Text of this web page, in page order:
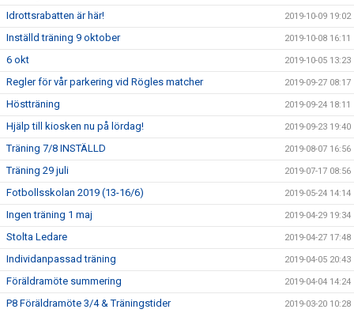
Idrottsrabatten är här! 2019-10-09 19:02
Inställd träning 9 oktober 2019-10-08 16:11
6 okt 2019-10-05 13:23
Regler för vår parkering vid Rögles matcher 2019-09-27 08:17
Höstträning 2019-09-24 18:11
Hjälp till kiosken nu på lördag! 2019-09-23 19:40
Träning 7/8 INSTÄLLD 2019-08-07 16:56
Träning 29 juli 2019-07-17 08:56
Fotbollsskolan 2019 (13-16/6) 2019-05-24 14:14
Ingen träning 1 maj 2019-04-29 19:34
Stolta Ledare 2019-04-27 17:48
Individanpassad träning 2019-04-05 20:43
Föräldramöte summering 2019-04-04 14:24
P8 Föräldramöte 3/4 & Träningstider 2019-03-20 10:28